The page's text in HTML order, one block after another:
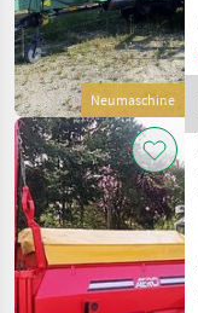
Neumaschine